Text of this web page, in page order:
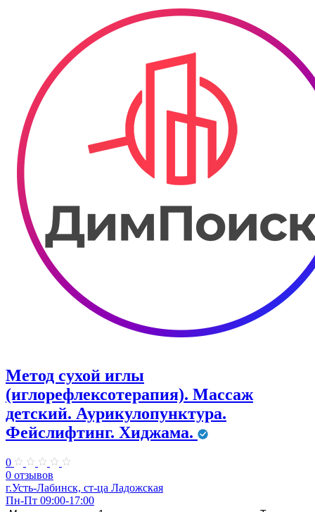
Метод сухой иглы
(иглорефлексотерапия). Массаж
детский. Аурикулопунктура.
Фейслифтинг. Хиджама.
0
0 отзывов
г.Усть-Лабинск, ст-ца Ладожская
Пн-Пт 09:00-17:00